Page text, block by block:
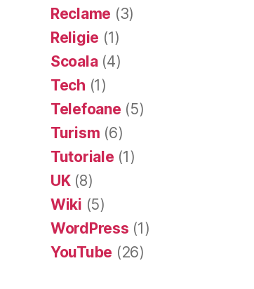
Reclame (3)
Religie (1)
Scoala(4)
Tech (1)
Telefoane (5)
Turism (6)
Tutoriale (1)
UK(8)
Wiki (5)
WordPress (1)
YouTube (26)